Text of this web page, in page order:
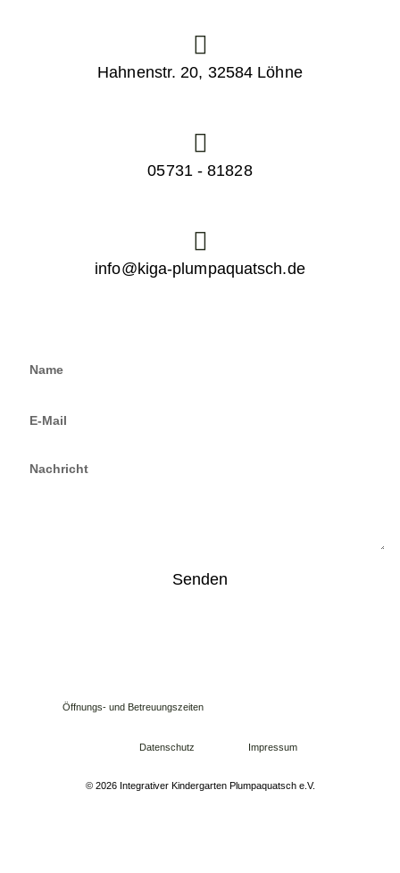
Hahnenstr. 20, 32584 Löhne
05731 - 81828
info@kiga-plumpaquatsch.de
Senden
Öffnungs- und Betreuungszeiten
Datenschutz Impressum
© 2026 Integrativer Kindergarten Plumpaquatsch e.V.